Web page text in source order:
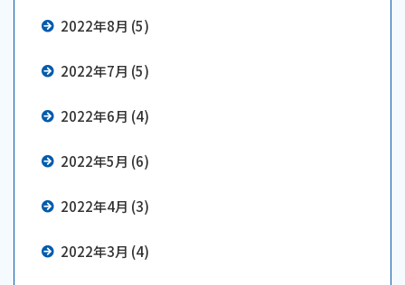
2022年8月 (5)
2022年7月 (5)
2022年6月 (4)
2022年5月 (6)
2022年4月 (3)
2022年3月 (4)